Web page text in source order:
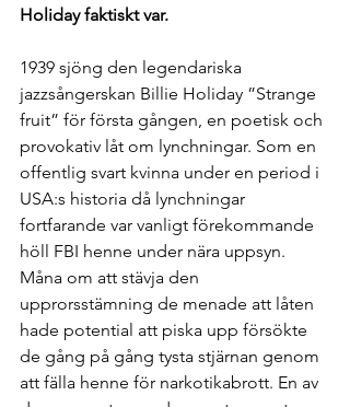
Holiday faktiskt var.
1939 sjöng den legendariska
jazzsångerskan Billie Holiday ”Strange
fruit” för första gången, en poetisk och
provokativ låt om lynchningar. Som en
offentlig svart kvinna under en period i
USA:s historia då lynchningar
fortfarande var vanligt förekommande
höll FBI henne under nära uppsyn.
Måna om att stävja den
upprorsstämning de menade att låten
hade potential att piska upp försökte
de gång på gång tysta stjärnan genom
att fälla henne för narkotikabrott. En av